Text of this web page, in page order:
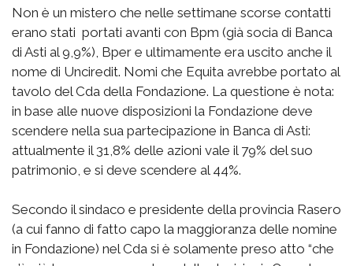
Non è un mistero che nelle settimane scorse contatti
erano stati portati avanti con Bpm (già socia di Banca
di Asti al 9,9%), Bper e ultimamente era uscito anche il
nome di Unciredit. Nomi che Equita avrebbe portato al
tavolo del Cda della Fondazione. La questione è nota:
in base alle nuove disposizioni la Fondazione deve
scendere nella sua partecipazione in Banca di Asti:
attualmente il 31,8% delle azioni vale il 79% del suo
patrimonio, e si deve scendere al 44%.
Secondo il sindaco e presidente della provincia Rasero
(a cui fanno di fatto capo la maggioranza delle nomine
in Fondazione) nel Cda si è solamente preso atto “che